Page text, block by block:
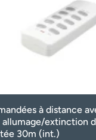
à distance
extinction
30m (int.)